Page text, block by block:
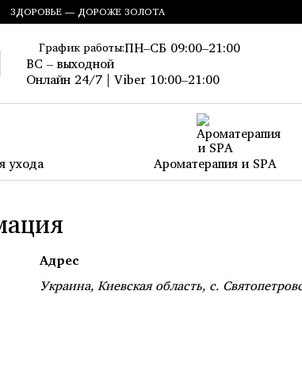
ЗДОРОВЬЕ — ДОРОЖЕ ЗОЛОТА
График работы:ПН–СБ 09:00–21:00
ВС – выходной
Онлайн 24/7 | Viber 10:00–21:00
ухода Ароматерапия и SPA
Адрес
Украина, Киевская область, с.